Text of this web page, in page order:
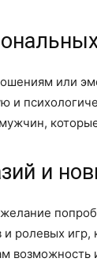
или
и
и
ролевых
возможность